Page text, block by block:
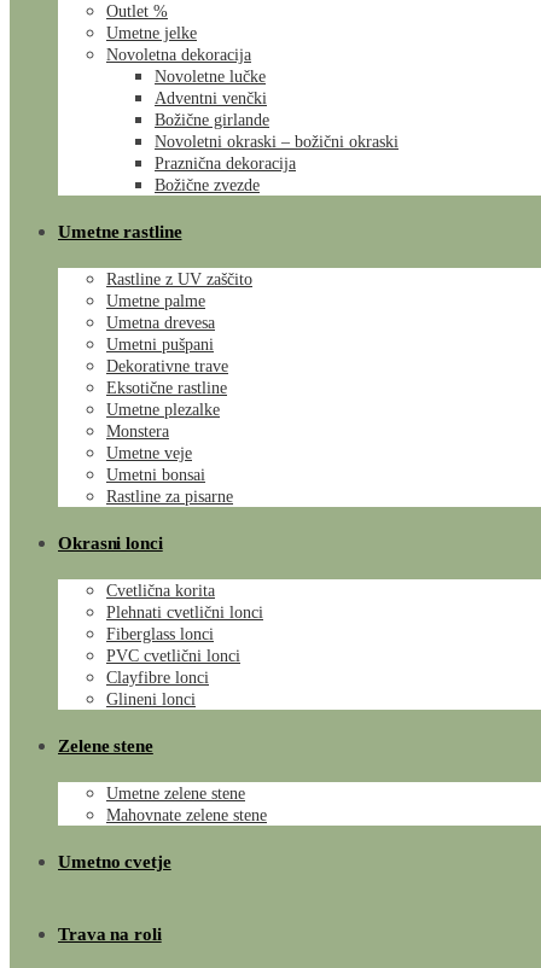
Outlet %
Umetne jelke
Novoletna dekoracija
Novoletne lučke
Adventni venčki
Božične girlande
Novoletni okraski – božični okraski
Praznična dekoracija
Božične zvezde
Umetne rastline
Rastline z UV zaščito
Umetne palme
Umetna drevesa
Umetni pušpani
Dekorativne trave
Eksotične rastline
Umetne plezalke
Monstera
Umetne veje
Umetni bonsai
Rastline za pisarne
Okrasni lonci
Cvetlična korita
Plehnati cvetlični lonci
Fiberglass lonci
PVC cvetlični lonci
Clayfibre lonci
Glineni lonci
Zelene stene
Umetne zelene stene
Mahovnate zelene stene
Umetno cvetje
Trava na roli